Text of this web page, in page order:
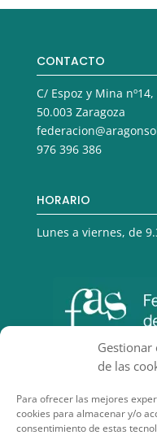
de las
Para ofrecer las mejores
cookies para almacenar y/o
consentimiento de estas
CONTACTO
C/ Espoz y Mina
50.003 Zaragoza
976 396 386
HORARIO
Lunes a viernes, de